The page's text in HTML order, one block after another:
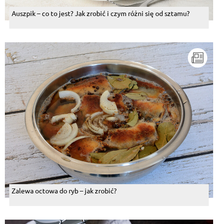
Auszpik – co to jest? Jak zrobić i czym różni się od sztamu?
Zalewa octowa do ryb – jak zrobić?